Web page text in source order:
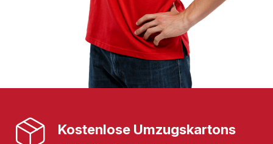
Kostenlose Umzugskartons